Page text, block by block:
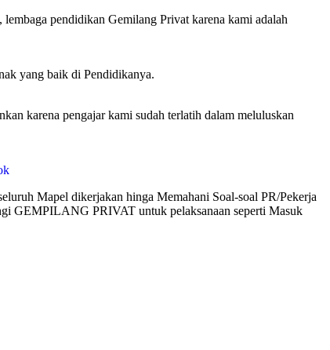
pendidikan Gemilang Privat karena kami adalah
yang baik di Pendidikanya.
karena pengajar kami sudah terlatih dalam meluluskan
Mapel dikerjakan hinga Memahani Soal-soal PR/Pekerja
GEMPILANG PRIVAT untuk pelaksanaan seperti Masuk